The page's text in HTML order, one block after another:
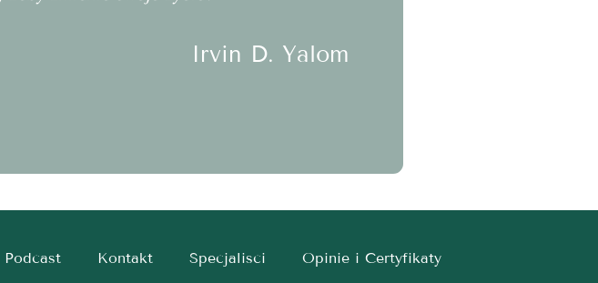
Irvin D. Yalom
Podcast Kontakt Specjalisci Opinie i Certyfikaty